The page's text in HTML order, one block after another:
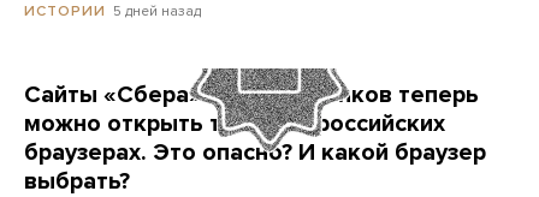
ИСТОРИИ 5 дней назад
Сайты «Сбера» и других банков теперь
можно открыть только в российских
браузерах. Это опасно? И какой браузер
выбрать?